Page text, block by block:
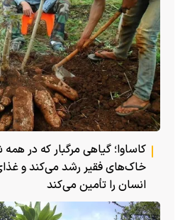
کاساوا؛ گیاهی مرگبار که در
خاک‌های فقیر رشد می‌کند و
انسان را تأمین می‌کند